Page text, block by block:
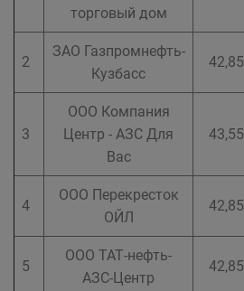
торговый дом
2
ЗАО Газпромнефть-
Кузбасс
42,85
3
ООО Компания
Центр - АЗС Для
Вас
43,55
4
ООО Перекресток
ОЙЛ
42,85
5
ООО ТАТ-нефть-
АЗС-Центр
42,85